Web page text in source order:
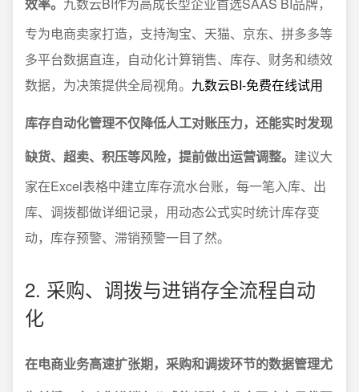
专为电商卖家打造，支持淘宝、天猫、京东、拼多多等
多平台数据直连，自动化计算销售、库存、财务和绩效
数据，为决策提供全局视角。 九数云BI-免费在线试用
库存自动化管理不仅降低人工对账压力，还能实时发现
缺货、超卖、积压等风险，提前做出运营调整。 建议大
家在Excel表格中建立库存流水台账，每一笔入库、出
库、调拨都做详细记录，用动态公式实时统计库存变
动，库存预警、滞销预警一目了然。
2. 采购、调拨与进销存全流程自动
化
在电商业务高速扩张期，采购和调拨环节的数据管理尤